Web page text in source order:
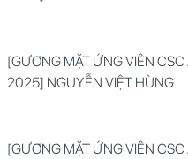
[GƯƠNG MẶT ỨNG VIÊN CSC
2025] NGUYỄN VIỆT HÙNG
[GƯƠNG MẶT ỨNG VIÊN CSC